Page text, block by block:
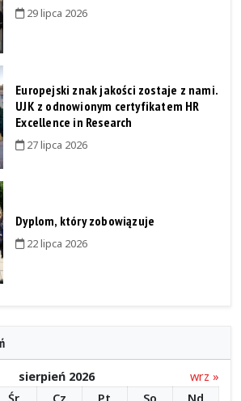
29 lipca 2026
Europejski znak jakości zostaje z nami.
UJK z odnowionym certyfikatem HR
Excellence in Research
27 lipca 2026
Dyplom, który zobowiązuje
22 lipca 2026
sierpień 2026
wrz »